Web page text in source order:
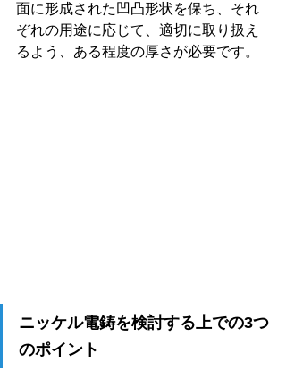
面に形成された凹凸形状を保ち、それ
ぞれの用途に応じて、適切に取り扱え
るよう、ある程度の厚さが必要です。
ニッケル電鋳を検討する上での3つ
のポイント